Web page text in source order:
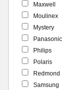
Maxwell
Moulinex
Mystery
Panasonic
Philips
Polaris
Redmond
Samsung